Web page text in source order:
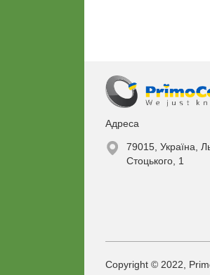
Адреса
79015, Україна,
Стоцького, 1
Copyright © 2022,